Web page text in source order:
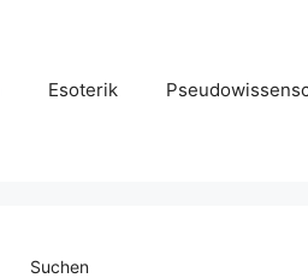
Esoterik
Suchen